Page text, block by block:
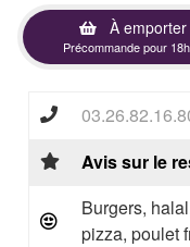
À emporter
Précommande pour
Avis sur le
Burgers,
pizza, poulet